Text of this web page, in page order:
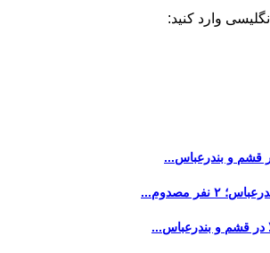
وارد کنید:
قشم و بندرعباس...
در قشم و بندرعباس...